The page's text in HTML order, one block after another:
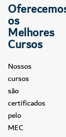
os
Melhores
Cursos
Nossos
cursos
são
certificados
pelo
MEC